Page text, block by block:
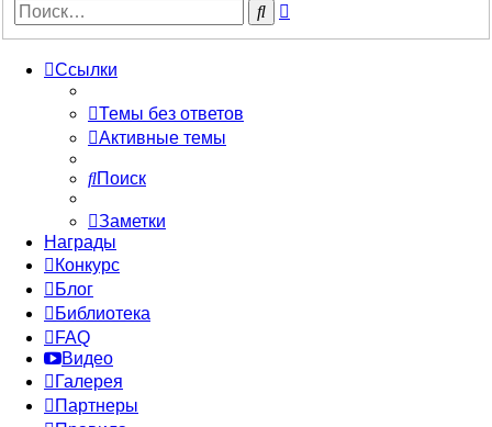
Поиск
Ссылки
Темы без ответов
Активные темы
Поиск
Заметки
Награды
Конкурс
Блог
Библиотека
FAQ
Видео
Галерея
Партнеры